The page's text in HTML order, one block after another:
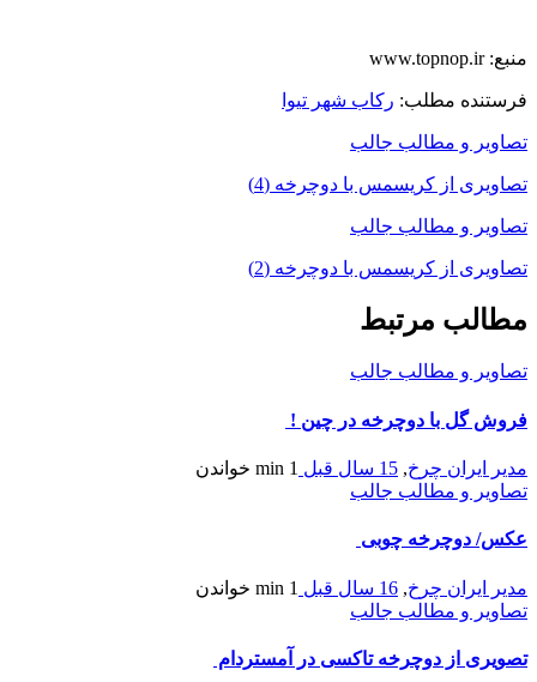
منبع: www.topnop.ir
فرستنده مطلب: رکاب شهر تیوا
تصاویر و مطالب جالب
تصاویری از کریسمس با دوچرخه (4)
تصاویر و مطالب جالب
تصاویری از کریسمس با دوچرخه (2)
مطالب مرتبط
تصاویر و مطالب جالب
فروش گل با دوچرخه در چین !
مدیر ایران چرخ, 15 سال قبل 1 min
خواندن
تصاویر و مطالب جالب
عکس/ دوچرخه چوبی
مدیر ایران چرخ, 16 سال قبل 1 min
خواندن
تصاویر و مطالب جالب
تصویری از دوچرخه تاکسی در آمستردام